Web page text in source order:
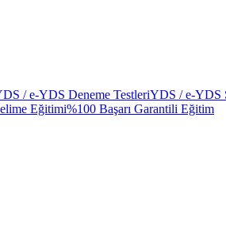
/ e-YDS Deneme TestleriYDS / e-YDS
Eğitimi%100 Başarı Garantili Eğitim